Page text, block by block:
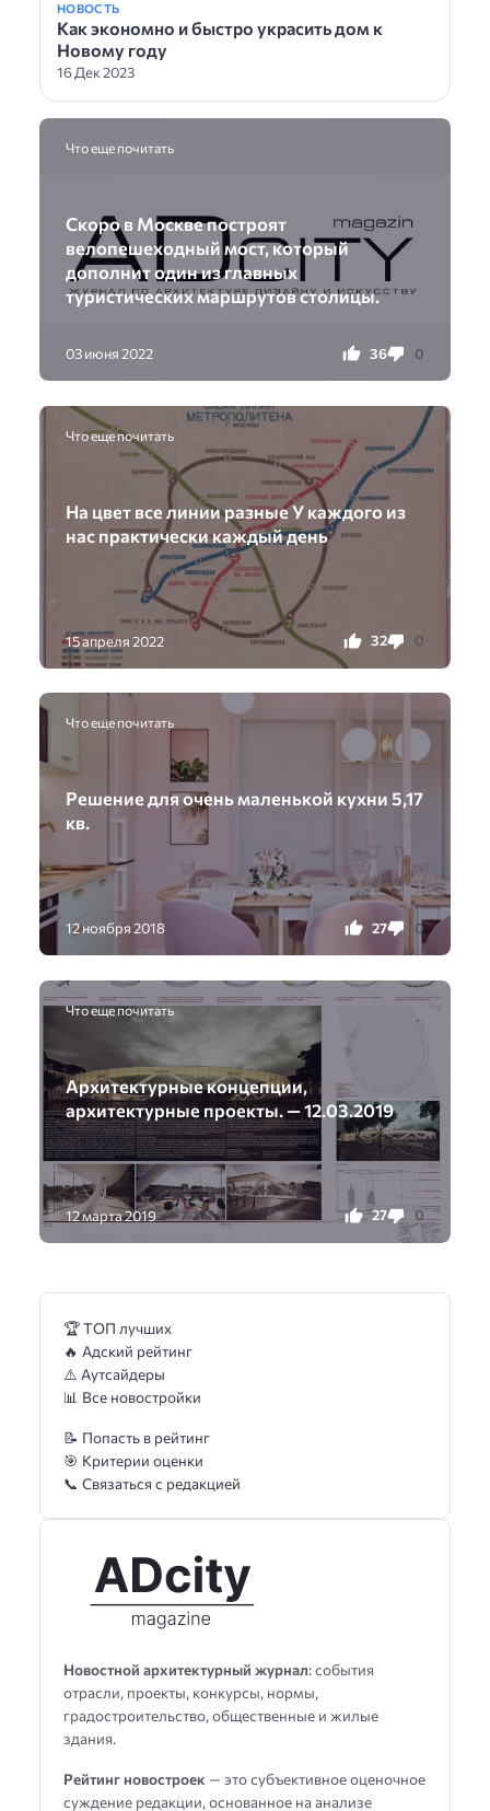
НОВОСТЬ
Как экономно и быстро украсить дом к
Новому году
16 Дек 2023
Что еще почитать
Скоро в Москве построят
велопешеходный мост, который
дополнит один из главных
туристических маршрутов столицы.
03 июня 2022 36 0
Что еще почитать
На цвет все линии разные У каждого из
нас практически каждый день
15 апреля 2022 32 0
Что еще почитать
️Решение для очень маленькой кухни 5,17
кв.
12 ноября 2018 27 0
Что еще почитать
Архитектурные концепции,
архитектурные проекты. — 12.03.2019
12 марта 2019 27 0
Новостной архитектурный журнал: события
отрасли, проекты, конкурсы, нормы,
градостроительство, общественные и жилые
здания.
Рейтинг новостроек — это субъективное оценочное
суждение редакции, основанное на анализе
🏆 ТОП лучших
🔥 Адский рейтинг
⚠️ Аутсайдеры
📊 Все новостройки
📝 Попасть в рейтинг
🎯 Критерии оценки
📞 Связаться с редакцией